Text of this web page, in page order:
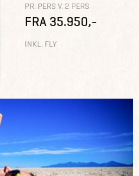
PR. PERS V. 2 PERS
FRA 35.950,-
INKL. FLY